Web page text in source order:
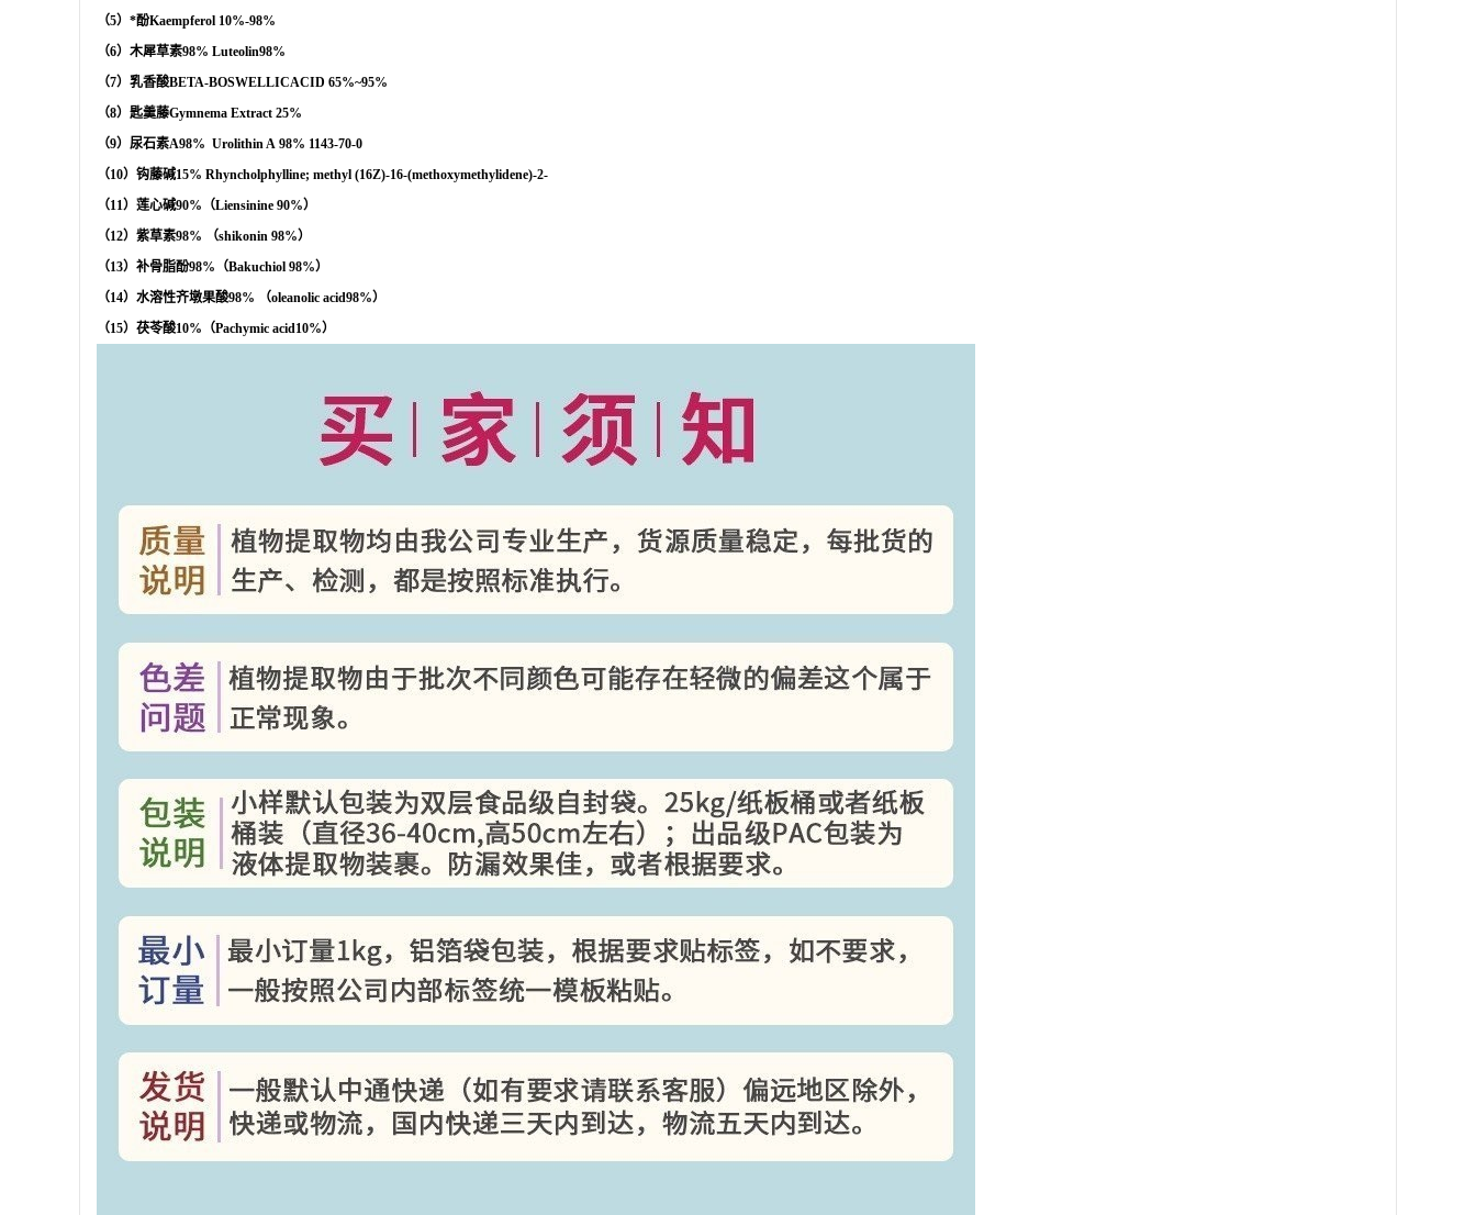
（5）*酚Kaempferol 10%-98%
（6）木犀草素98% Luteolin98%
（7）乳香酸BETA-BOSWELLICACID 65%~95%
（8）匙羹藤Gymnema Extract 25%
（9）尿石素A98% Urolithin A 98% 1143-70-0
（10）钩藤碱15% Rhyncholphylline; methyl (16Z)-16-(methoxymethylidene)-2-
（11）莲心碱90% （Liensinine 90%）
（12）紫草素98% （shikonin 98%）
（13）补骨脂酚98% （Bakuchiol 98%）
（14）水溶性齐墩果酸98% （oleanolic acid98%）
（15）茯苓酸10% （Pachymic acid10%）